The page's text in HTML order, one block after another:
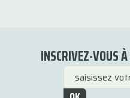
INSCRIVEZ-VOUS